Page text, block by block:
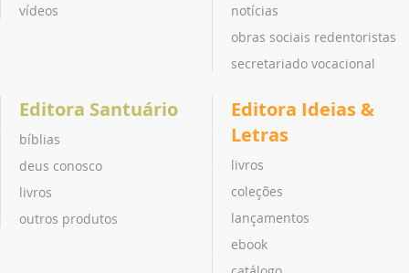
vídeos
notícias
obras sociais redentoristas
secretariado vocacional
Editora Santuário
bíblias
deus conosco
livros
outros produtos
Editora Ideias &
Letras
livros
coleções
lançamentos
ebook